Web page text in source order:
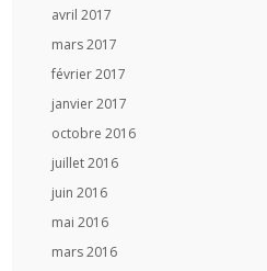
avril 2017
mars 2017
février 2017
janvier 2017
octobre 2016
juillet 2016
juin 2016
mai 2016
mars 2016